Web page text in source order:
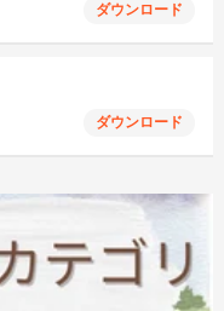
ダウンロード
ダウンロード